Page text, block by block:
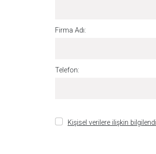
Firma Adı:
Telefon:
Kişisel verilere ilişkin